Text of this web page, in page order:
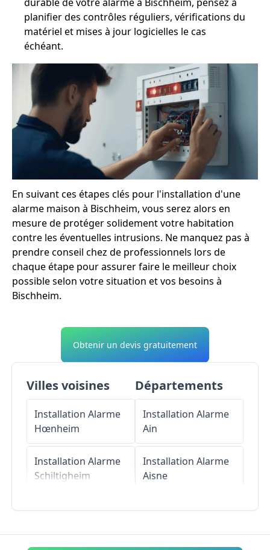
planifier des contrôles réguliers, vérifications du
matériel et mises à jour logicielles le cas
échéant.
En suivant ces étapes clés pour l'installation d'une
alarme maison à Bischheim, vous serez alors en
mesure de protéger solidement votre habitation
contre les éventuelles intrusions. Ne manquez pas à
prendre conseil chez de professionnels lors de
chaque étape pour assurer faire le meilleur choix
possible selon votre situation et vos besoins à
Bischheim.
Obtenir un devis gratuitement
Villes voisines
Installation Alarme
Hœnheim
Installation Alarme
Schiltigheim
Installation Alarme
Départements
Installation Alarme
Ain
Installation Alarme
Aisne
Installation Alarme